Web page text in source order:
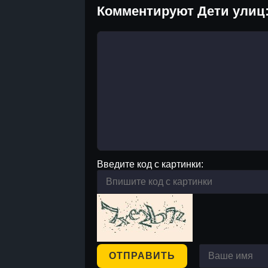
Комментируют Дети
Введите код с картинки:
ОТПРАВИТЬ